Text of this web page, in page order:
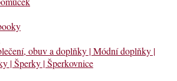
obuv a doplňky | Módní doplňky |
| Šperky | Šperkovnice